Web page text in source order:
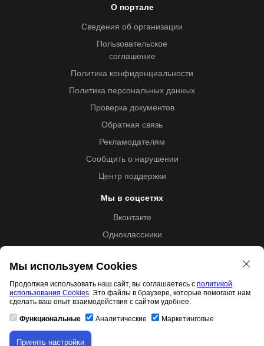
О портале
Сведения об организации
Пользовательское
соглашение
Политика конфиденциальности
Политика персональных данных
Проверка документов
Обратная связь
Рекламодателям
Сообщить о нарушении
Центр поддержки
Мы в соцсетях
Вконтакте
Одноклассники
Образовательная лицензия №5257 от 09.09.2020 (Л035-
01253-67/00192487)
Мы используем Cookies
Продолжая использовать наш сайт, вы соглашаетесь с политикой
использования Cookies. Это файлы в браузере, которые помогают нам
сделать ваш опыт взаимодействия с сайтом удобнее.
Функциональные Аналитические Маркетинговые
Принять настройки